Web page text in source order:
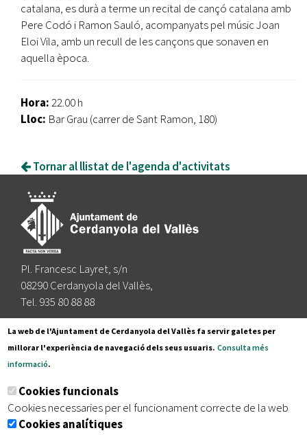
catalana, es durà a terme un recital de cançó catalana amb
Pere Codó i Ramon Sauló, acompanyats pel músic Joan
Eloi Vila, amb un recull de les cançons que sonaven en
aquella època.
Hora:22.00 h
Lloc: Bar Grau (carrer de Sant Ramon, 180)
Tornar al llistat de l'agenda d'activitats
Pl. Francesc Layret, s/n
08290 Cerdanyola del Vallès,
Tel. 935 80 88 88
Segueix-nos a:
Subscriu-te al nostre butlletí
Inici | Avís legal | Protecció de dades
La web de l'Ajuntament de Cerdanyola del Vallès fa servir galetes per
millorar l'experiència de navegació dels seus usuaris. Consulta més
informació.
Cookies funcionals
Cookies necessaries per el funcionament correcte de la web
Cookies analítiques